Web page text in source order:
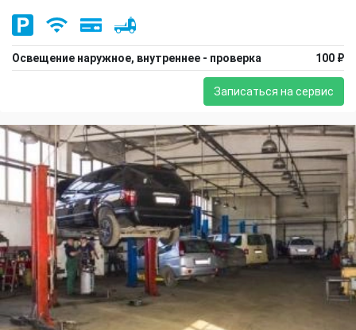
Освещение наружное, внутреннее - проверка 100 ₽
Записаться на сервис